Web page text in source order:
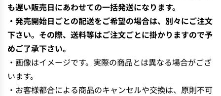
も遅い販売日にあわせての一括発送になります。
・発売開始日ごとの配送をご希望の場合は、別々にご注文
下さい。その際、送料等はご注文ごとに掛かりますので予
めご了承下さい。
・画像はイメージです。実際の商品とは異なる場合がござ
います。
・お客様都合による商品のキャンセルや交換は、原則不可